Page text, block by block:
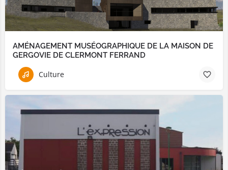
AMÉNAGEMENT MUSÉOGRAPHIQUE DE LA MAISON DE
GERGOVIE DE CLERMONT FERRAND
Culture